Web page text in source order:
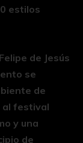
estilos
de Jesús
se
de
al festival
y una
de